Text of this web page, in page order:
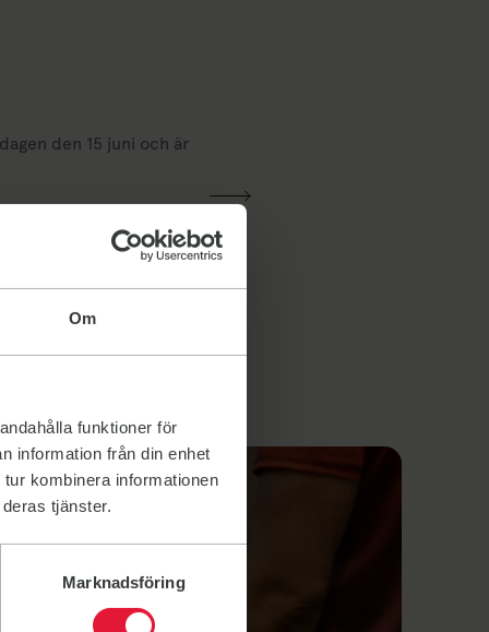
Om
funktioner för
information från din enhet
kombinera informationen
tjänster.
Marknadsföring
den 15 juni och är